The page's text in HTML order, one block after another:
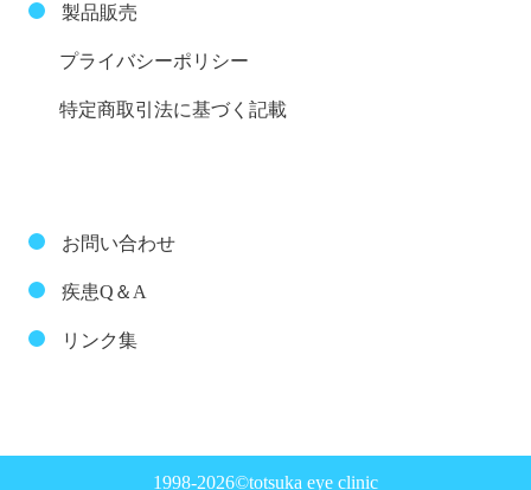
製品販売
プライバシーポリシー
特定商取引法に基づく記載
お問い合わせ
疾患Q＆A
リンク集
1998-2026©totsuka eye clinic